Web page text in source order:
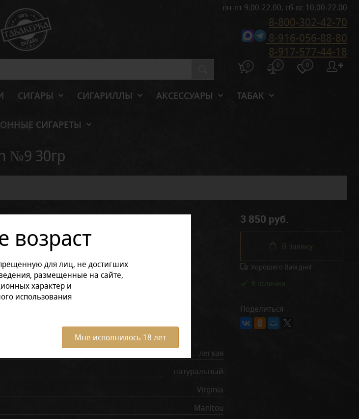
пн-пт 9.00-22.00, сб-вс 10.00-22.00
8-800-302-42-70
8-916-056-88-80
8-917-577-44-18
0 0 0 ✚
СИГАРЫ СИГАРИЛЛЫ АКСЕССУАРЫ ТАБАК
СИГАРЕТЫ
№9 30гр
№9 30гр
возраст
для лиц, не достигших
размещенные на сайте,
характер и
использования
Мне исполнилось 18 лет
товара:
Пачка
Все характеристики
легкая
натуральный
Virginia
Manitou
3 850 руб.
В заявку
Хорошего Вам дня!
В наличии
Поделиться